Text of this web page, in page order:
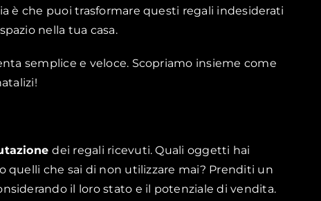
è che puoi trasformare questi regali indesiderati
nella tua casa.
semplice e veloce. Scopriamo insieme come
dei regali ricevuti. Quali oggetti hai
che sai di non utilizzare mai? Prenditi un
il loro stato e il potenziale di vendita.